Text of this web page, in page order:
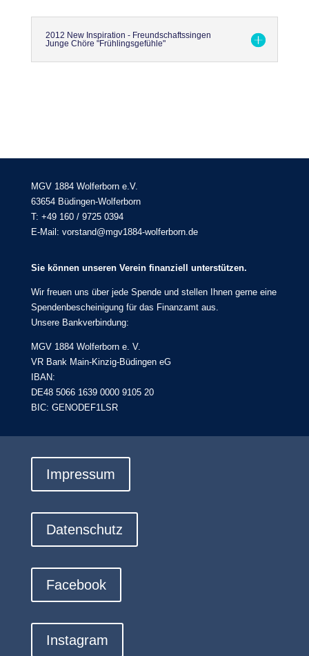
2012 New Inspiration - Freundschaftssingen
Junge Chöre "Frühlingsgefühle"
MGV 1884 Wolferborn e.V.
63654 Büdingen-Wolferborn
T: +49 160 / 9725 0394
E-Mail: vorstand@mgv1884-wolferborn.de
Sie können unseren Verein finanziell unterstützen.
Wir freuen uns über jede Spende und stellen Ihnen gerne eine
Spendenbescheinigung für das Finanzamt aus.
Unsere Bankverbindung:
MGV 1884 Wolferborn e. V.
VR Bank Main-Kinzig-Büdingen eG
IBAN:
DE48 5066 1639 0000 9105 20
BIC: GENODEF1LSR
Impressum
Datenschutz
Facebook
Instagram